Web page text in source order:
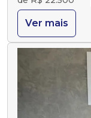
Ver mais